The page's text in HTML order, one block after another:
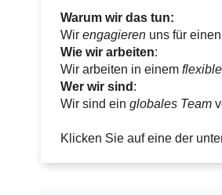
Warum wir das tun:
Wir engagieren uns für einen
Wie wir arbeiten:
Wir arbeiten in einem
Wer wir sind :
Wir sind ein globales Team
Klicken Sie auf eine der